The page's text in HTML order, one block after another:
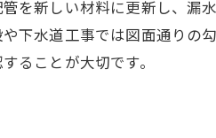
を新しい材料に更新し、漏
下水道工事では図面通りの
ることが大切です。